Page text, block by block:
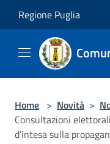
Regione Puglia
Home > Novità >
Consultazioni
d’intesa sulla